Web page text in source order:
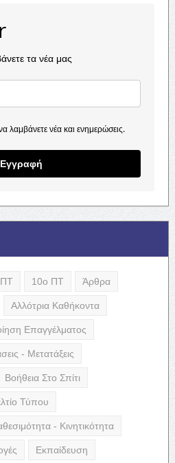
τα νέα μας
λαμβάνετε νέα και ενημερώσεις.
Εγγραφή
10ο ΠΤ Άρθρα
Αλλότρια Καθήκοντα
Επαγγέλματος
- Μετατάξεις
Βοήθεια Στο Σπίτι
Τύπου
- Κινητικότητα
Εκπαίδευση